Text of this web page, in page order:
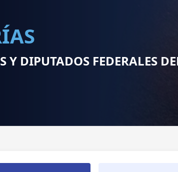
Y DIPUTADOS FEDERALES